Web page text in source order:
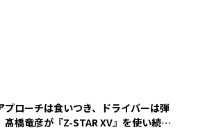
プローチは食いつき、ドライバーは弾
髙橋竜彦が『Z-STAR XV』を使い続け